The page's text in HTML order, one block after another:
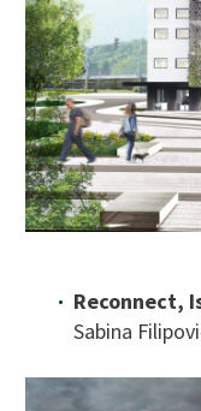
Reconnect,
Sabina